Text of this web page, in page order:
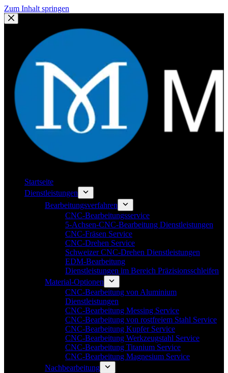
Zum Inhalt springen
Startseite
Dienstleistungen
Bearbeitungsverfahren
CNC-Bearbeitungsservice
5-Achsen-CNC-Bearbeitung Dienstleistungen
CNC-Fräsen Service
CNC-Drehen Service
Schweizer CNC-Drehen Dienstleistungen
EDM-Bearbeitung
Dienstleistungen im Bereich Präzisionsschleifen
Material-Optionen
CNC-Bearbeitung von Aluminium
Dienstleistungen
CNC-Bearbeitung Messing Service
CNC-Bearbeitung von rostfreiem Stahl Service
CNC-Bearbeitung Kupfer Service
CNC-Bearbeitung Werkzeugstahl Service
CNC-Bearbeitung Titanium Service
CNC-Bearbeitung Magnesium Service
Nachbearbeitung